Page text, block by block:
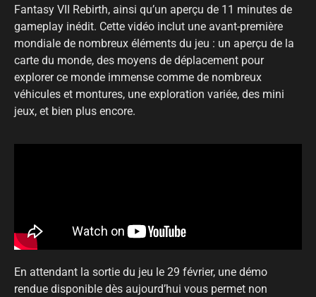
Fantasy VII Rebirth, ainsi qu’un aperçu de 11 minutes de
gameplay inédit. Cette vidéo inclut une avant-première
mondiale de nombreux éléments du jeu : un aperçu de la
carte du monde, des moyens de déplacement pour
explorer ce monde immense comme de nombreux
véhicules et montures, une exploration variée, des mini
jeux, et bien plus encore.
En attendant la sortie du jeu le 29 février, une démo
rendue disponible dès aujourd’hui vous permet non